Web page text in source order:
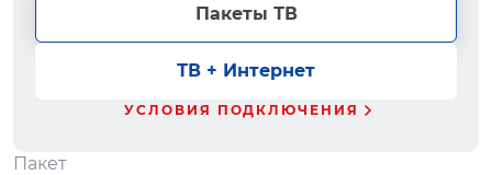
Пакеты ТВ
ТВ + Интернет
УСЛОВИЯ ПОДКЛЮЧЕНИЯ
Пакет